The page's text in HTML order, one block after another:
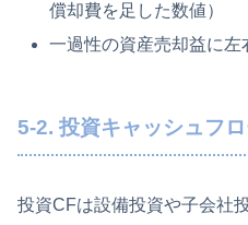
償却費を足した数値）
一過性の資産売却益に左
5-2. 投資キャッシュフロ
投資CFは設備投資や子会社